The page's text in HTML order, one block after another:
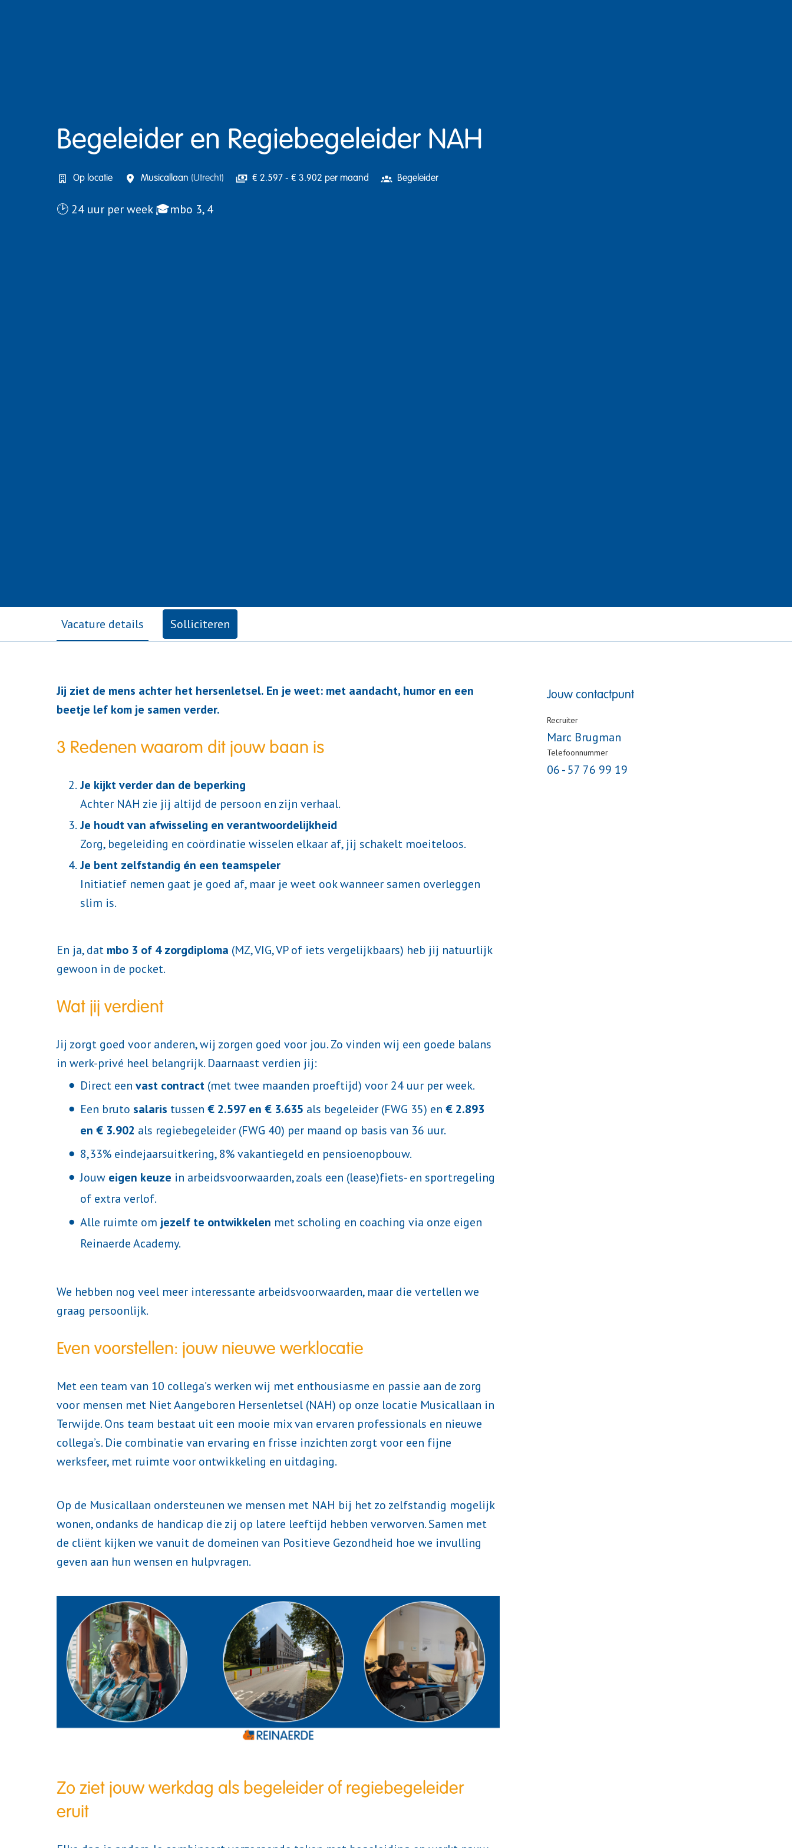
Begeleider en Regiebegeleider NAH
Op locatie Musicallaan (Utrecht) € 2.597 - € 3.902 per maand Begeleider
🕑 24 uur per week 🎓mbo 3, 4
Vacature details Solliciteren
Jij ziet de mens achter het hersenletsel. En je weet: met aandacht, humor en een
beetje lef kom je samen verder.
3 Redenen waarom dit jouw baan is
Je kijkt verder dan de beperking
Achter NAH zie jij altijd de persoon en zijn verhaal.
Je houdt van afwisseling en verantwoordelijkheid
Zorg, begeleiding en coördinatie wisselen elkaar af, jij schakelt moeiteloos.
Je bent zelfstandig én een teamspeler
Initiatief nemen gaat je goed af, maar je weet ook wanneer samen overleggen
slim is.
En ja, dat mbo 3 of 4 zorgdiploma (MZ, VIG, VP of iets vergelijkbaars) heb jij natuurlijk
gewoon in de pocket.
Wat jij verdient
Jij zorgt goed voor anderen, wij zorgen goed voor jou. Zo vinden wij een goede balans
in werk-privé heel belangrijk. Daarnaast verdien jij:
Direct een vast contract (met twee maanden proeftijd) voor 24 uur per week.
Een bruto salaris tussen € 2.597 en € 3.635 als begeleider (FWG 35) en € 2.893
en € 3.902 als regiebegeleider (FWG 40) per maand op basis van 36 uur.
8,33% eindejaarsuitkering, 8% vakantiegeld en pensioenopbouw.
Jouw eigen keuze in arbeidsvoorwaarden, zoals een (lease)fiets- en sportregeling
of extra verlof.
Alle ruimte om jezelf te ontwikkelen met scholing en coaching via onze eigen
Reinaerde Academy.
We hebben nog veel meer interessante arbeidsvoorwaarden, maar die vertellen we
graag persoonlijk.
Even voorstellen: jouw nieuwe werklocatie
Met een team van 10 collega’s werken wij met enthousiasme en passie aan de zorg
voor mensen met Niet Aangeboren Hersenletsel (NAH) op onze locatie Musicallaan in
Terwijde. Ons team bestaat uit een mooie mix van ervaren professionals en nieuwe
collega’s. Die combinatie van ervaring en frisse inzichten zorgt voor een fijne
werksfeer, met ruimte voor ontwikkeling en uitdaging.
Op de Musicallaan ondersteunen we mensen met NAH bij het zo zelfstandig mogelijk
wonen, ondanks de handicap die zij op latere leeftijd hebben verworven. Samen met
de cliënt kijken we vanuit de domeinen van Positieve Gezondheid hoe we invulling
geven aan hun wensen en hulpvragen.
Zo ziet jouw werkdag als begeleider of regiebegeleider
eruit
Jouw contactpunt
Recruiter
Marc Brugman
Telefoonnummer
06 - 57 76 99 19